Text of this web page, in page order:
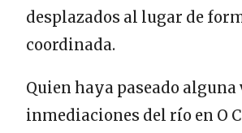
desplazados al lugar de
coordinada.
Quien haya paseado alguna
inmediaciones del río en O